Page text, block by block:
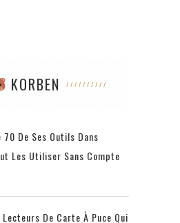
KORBEN
70 De Ses Outils Dans
Les Utiliser Sans Compte
Lecteurs De Carte À Puce Qui